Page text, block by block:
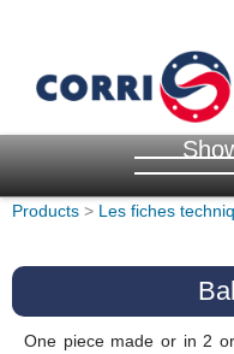
Products > Les fiches
One piece made or in 2